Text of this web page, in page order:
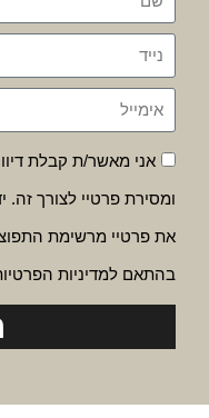
אני מאשר/ת קבלת דיוור,
ומסירת פרטיי לצורך זה.
את פרטיי מרשימת התפוצה,
בהתאם למדיניות הפרטיות